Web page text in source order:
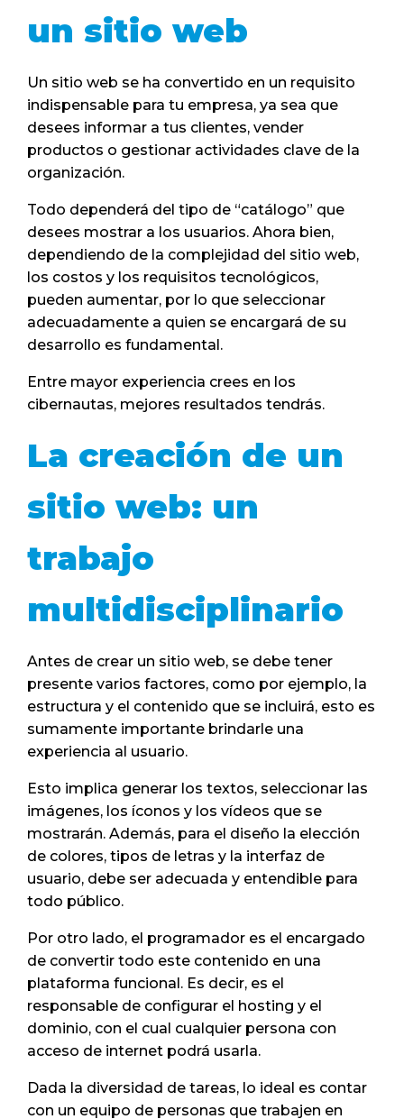
un sitio web
Un sitio web se ha convertido en un requisito
indispensable para tu empresa, ya sea que
desees informar a tus clientes, vender
productos o gestionar actividades clave de la
organización.
Todo dependerá del tipo de “catálogo” que
desees mostrar a los usuarios. Ahora bien,
dependiendo de la complejidad del sitio web,
los costos y los requisitos tecnológicos,
pueden aumentar, por lo que seleccionar
adecuadamente a quien se encargará de su
desarrollo es fundamental.
Entre mayor experiencia crees en los
cibernautas, mejores resultados tendrás.
La creación de un
sitio web: un
trabajo
multidisciplinario
Antes de crear un sitio web, se debe tener
presente varios factores, como por ejemplo, la
estructura y el contenido que se incluirá, esto es
sumamente importante brindarle una
experiencia al usuario.
Esto implica generar los textos, seleccionar las
imágenes, los íconos y los vídeos que se
mostrarán. Además, para el diseño la elección
de colores, tipos de letras y la interfaz de
usuario, debe ser adecuada y entendible para
todo público.
Por otro lado, el programador es el encargado
de convertir todo este contenido en una
plataforma funcional. Es decir, es el
responsable de configurar el hosting y el
dominio, con el cual cualquier persona con
acceso de internet podrá usarla.
Dada la diversidad de tareas, lo ideal es contar
con un equipo de personas que trabajen en